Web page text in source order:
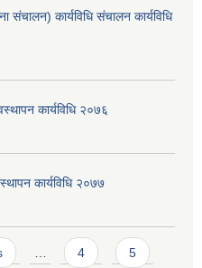
संचालन) कार्यविधि संचालन कार्यविधि
कार्यविधि २०७६
कार्यविधि २०७७
4 5